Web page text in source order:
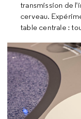
transmission de
cerveau.
table centrale :